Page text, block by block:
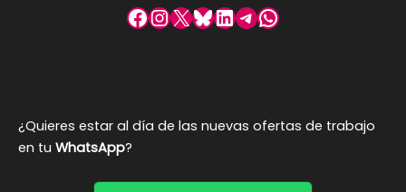
Facebook
Instagram
X Bluesky
LinkedIn
Telegram
WhatsApp
¿Quieres estar al día de las nuevas ofertas de trabajo
en tu WhatsApp?